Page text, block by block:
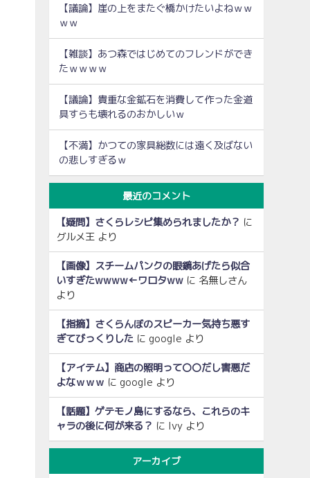
【議論】崖の上をまたぐ橋かけたいよねｗｗ
ｗｗ
【雑談】あつ森ではじめてのフレンドができ
たｗｗｗｗ
【議論】貴重な金鉱石を消費して作った金道
具すらも壊れるのおかしいｗ
【不満】かつての家具総数には遠く及ばない
の悲しすぎるｗ
最近のコメント
【疑問】さくらレシピ集められましたか？ に
グルメ王より
【画像】スチームパンクの眼鏡あげたら似合
いすぎたwwww←ワロタwwに 名無しさん
より
【指摘】さくらんぼのスピーカー気持ち悪す
ぎてびっくりしたに google より
【アイテム】商店の照明って〇〇だし害悪だ
よなｗｗｗ に google より
【話題】ゲテモノ島にするなら、これらのキ
ャラの後に何が来る？ に Ivyより
アーカイブ